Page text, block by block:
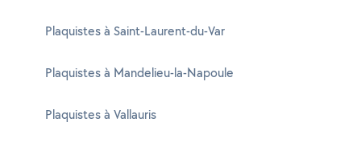
Plaquistes à Saint-Laurent-du-Var
Plaquistes à Mandelieu-la-Napoule
Plaquistes à Vallauris